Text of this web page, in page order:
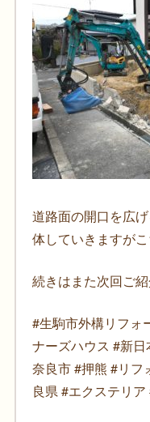
道路面の開口を広
体していきますが
続きはまた次回ご
#生駒市外構リフォ
ナーズハウス #新
奈良市 #押熊 #リフ
良県 #エクステリ